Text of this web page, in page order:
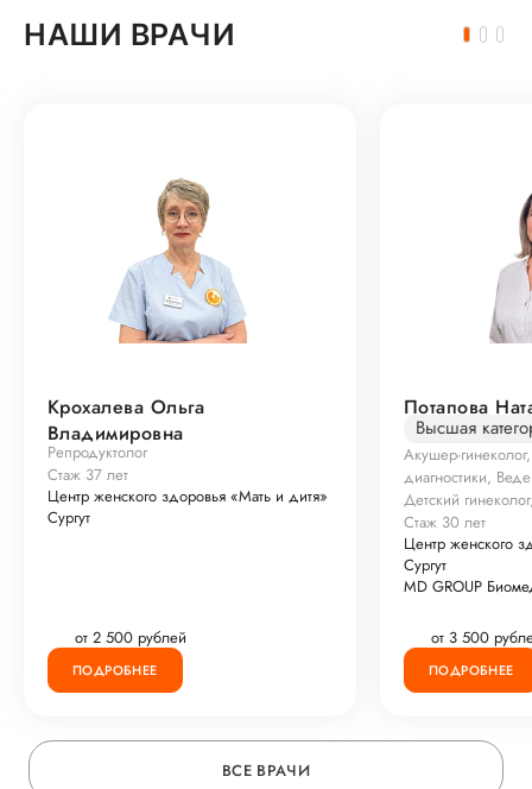
НАШИ ВРАЧИ
Крохалева Ольга
Владимировна
Репродуктолог
Стаж 37 лет
Центр женского здоровья «Мать и дитя»
Сургут
от 2 500 рублей
ПОДРОБНЕЕ
Потапова
Высшая
Акушер-
диагностики,
Детский
Стаж 30 лет
Центр женского
Сургут
MD GROUP
от 3 500
ПОДРОБНЕЕ
ВСЕ ВРАЧИ